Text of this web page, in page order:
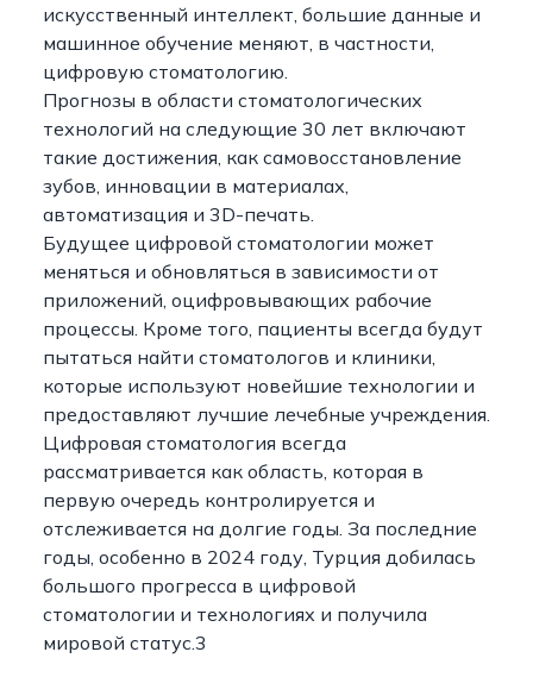
искусственный интеллект, большие данные и
машинное обучение меняют, в частности,
цифровую стоматологию.
Прогнозы в области стоматологических
технологий на следующие 30 лет включают
такие достижения, как самовосстановление
зубов, инновации в материалах,
автоматизация и 3D-печать.
Будущее цифровой стоматологии может
меняться и обновляться в зависимости от
приложений, оцифровывающих рабочие
процессы. Кроме того, пациенты всегда будут
пытаться найти стоматологов и клиники,
которые используют новейшие технологии и
предоставляют лучшие лечебные учреждения.
Цифровая стоматология всегда
рассматривается как область, которая в
первую очередь контролируется и
отслеживается на долгие годы. За последние
годы, особенно в 2024 году, Турция добилась
большого прогресса в цифровой
стоматологии и технологиях и получила
мировой статус.3